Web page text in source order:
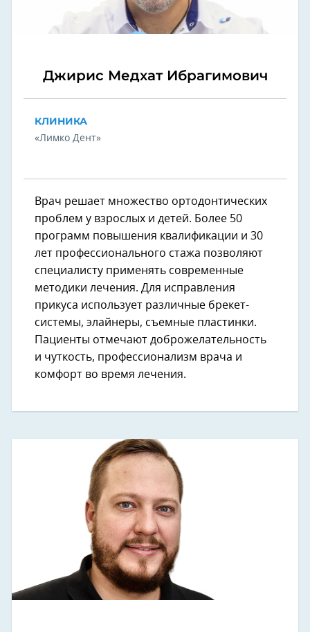
Джирис Медхат Ибрагимович
КЛИНИКА
«Лимко Дент»
Врач решает множество ортодонтических
проблем у взрослых и детей. Более 50
программ повышения квалификации и 30
лет профессионального стажа позволяют
специалисту применять современные
методики лечения. Для исправления
прикуса использует различные брекет-
системы, элайнеры, съемные пластинки.
Пациенты отмечают доброжелательность
и чуткость, профессионализм врача и
комфорт во время лечения.